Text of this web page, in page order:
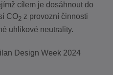
cílem je dosáhnout do
CO2 z provozní činnosti
uhlíkové neutrality.
Design Week 2024